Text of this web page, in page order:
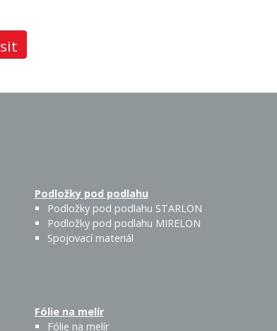
Podložky pod podlahu
Podložky pod podlahu STARLON
Podložky pod podlahu MIRELON
Spojovací materiál
Fólie na melír
Fólie na melír